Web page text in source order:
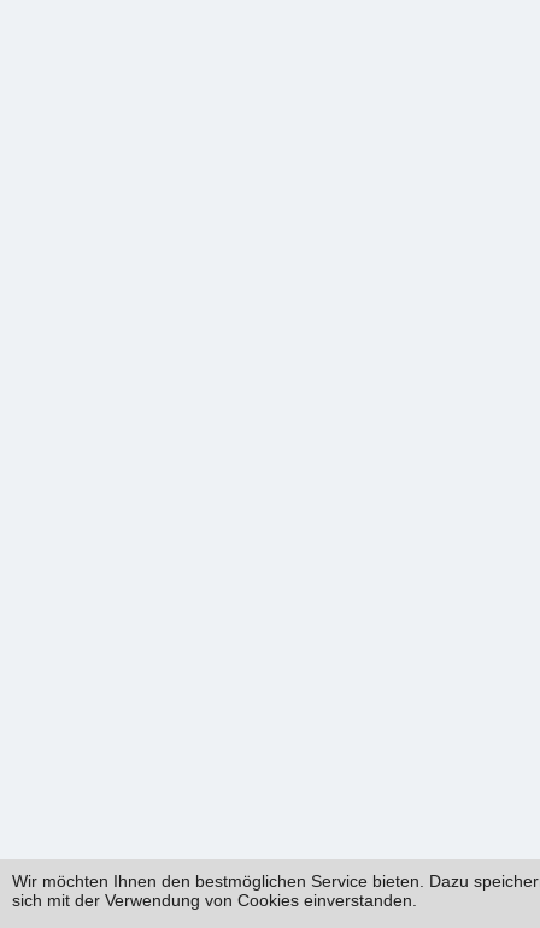
Wir möchten Ihnen den bestmöglichen Service bieten. Dazu
sich mit der Verwendung von Cookies einverstanden.